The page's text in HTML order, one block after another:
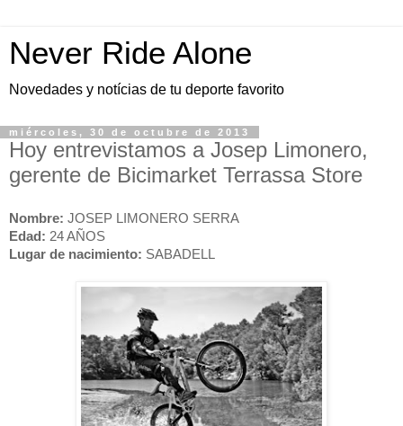
Never Ride Alone
Novedades y notícias de tu deporte favorito
miércoles, 30 de octubre de 2013
Hoy entrevistamos a Josep Limonero,
gerente de Bicimarket Terrassa Store
Nombre: JOSEP LIMONERO SERRA
Edad: 24 AÑOS
Lugar de nacimiento: SABADELL